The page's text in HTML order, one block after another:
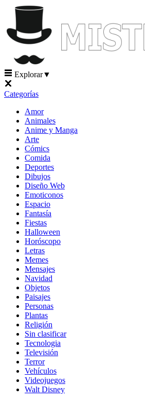
Explorar▼
Categorías
Amor
Animales
Anime y Manga
Arte
Cómics
Comida
Deportes
Dibujos
Diseño Web
Emoticonos
Espacio
Fantasía
Fiestas
Halloween
Horóscopo
Letras
Memes
Mensajes
Navidad
Objetos
Paisajes
Personas
Plantas
Religión
Sin clasificar
Tecnologia
Televisión
Terror
Vehículos
Videojuegos
Walt Disney